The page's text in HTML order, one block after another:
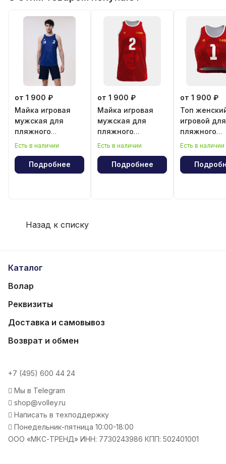
от 1 900 ₽
Майка игровая
мужская для
пляжного
волейбола
Есть в наличии
Подробнее
от 1 900 ₽
Майка игровая
мужская для
пляжного
волейбола
Гевара"
Есть в наличии
Подробнее
от 1 900 ₽
Топ
игровой для
пляжного
волейбола
Гевара"
Есть в наличии
Назад к списку
Каталог
Волар
Реквизиты
Доставка и самовывоз
Возврат и обмен
+7 (495) 600 44 24
Мы в Telegram
shop@volley.ru
Написать в техподдержку
Понедельник-пятница 10:00-18:00
ООО «МКС-ТРЕНД» ИНН: 7730243986 КПП: 502401001